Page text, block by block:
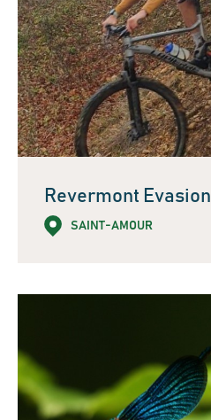
Revermont Evasion
SAINT-AMOUR